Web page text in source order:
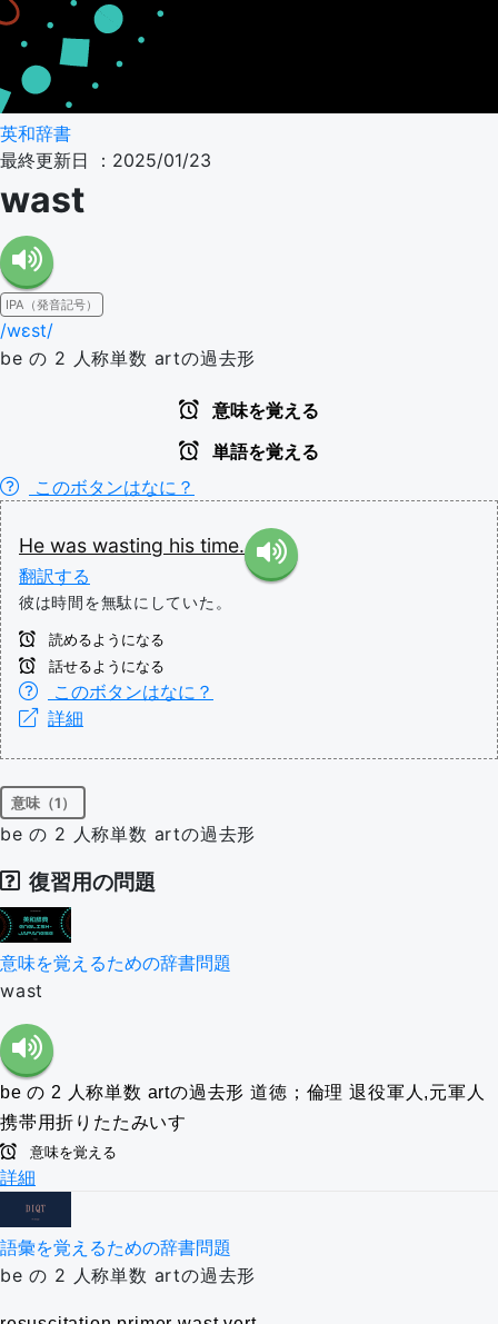
英和辞書
最終更新日 ：2025/01/23
wast
IPA（発音記号）
/wɛst/
be の 2 人称単数 artの過去形
意味を覚える
単語を覚える
このボタンはなに？
He was wasting his time.
翻訳する
彼は時間を無駄にしていた。
読めるようになる
話せるようになる
このボタンはなに？
詳細
意味（1）
be の 2 人称単数 artの過去形
復習用の問題
意味を覚えるための辞書問題
wast
be の 2 人称単数 artの過去形 道徳；倫理 退役軍人,元軍人
携帯用折りたたみいす
意味を覚える
詳細
語彙を覚えるための辞書問題
be の 2 人称単数 artの過去形